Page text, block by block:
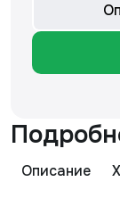
Описание